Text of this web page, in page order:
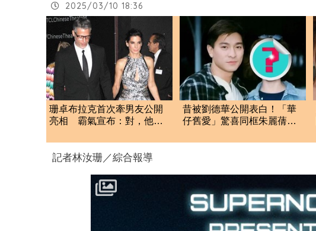
2025/03/10 18:36
珊卓布拉克首次牽男友公開
亮相 霸氣宣布：對，他是
昔被劉德華公開表白！「華
仔舊愛」驚喜同框朱麗蒨
記者林汝珊／綜合報導